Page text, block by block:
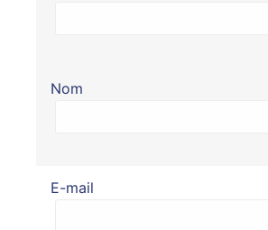
Nom
E-mail